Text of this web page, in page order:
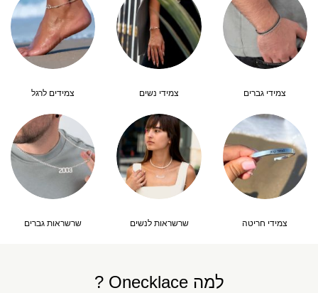
צמידי גברים צמידי נשים צמידים לרגל
צמידי חריטה שרשראות לנשים שרשראות גברים
למה Onecklace ?